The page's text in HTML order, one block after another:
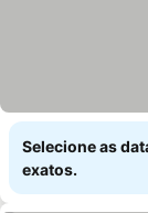
Selecione as
exatos.